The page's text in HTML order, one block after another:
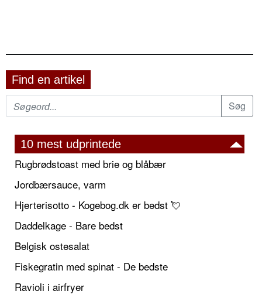
Find en artikel
10 mest udprintede
Rugbrødstoast med brie og blåbær
Jordbærsauce, varm
Hjerterisotto - Kogebog.dk er bedst 💘
Daddelkage - Bare bedst
Belgisk ostesalat
Fiskegratin med spinat - De bedste
Ravioli i airfryer